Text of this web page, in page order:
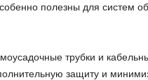
полезны для систем
трубки и
защиту и